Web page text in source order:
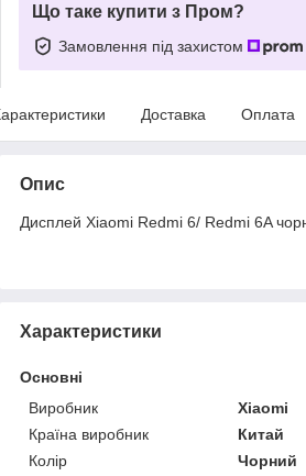
Що таке купити з Пром?
Замовлення під захистом
Доставка Оплата
Опис
Дисплей Xiaomi Redmi 6/ Redmi 6A
Характеристики
Основні
Виробник
Xiaomi
Країна виробник
Китай
Колір
Чорний